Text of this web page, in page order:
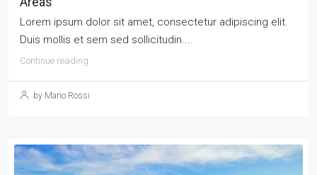
Lorem ipsum dolor sit amet, consectetur adipiscing elit.
Duis mollis et sem sed sollicitudin....
Continue reading
by Mario Rossi